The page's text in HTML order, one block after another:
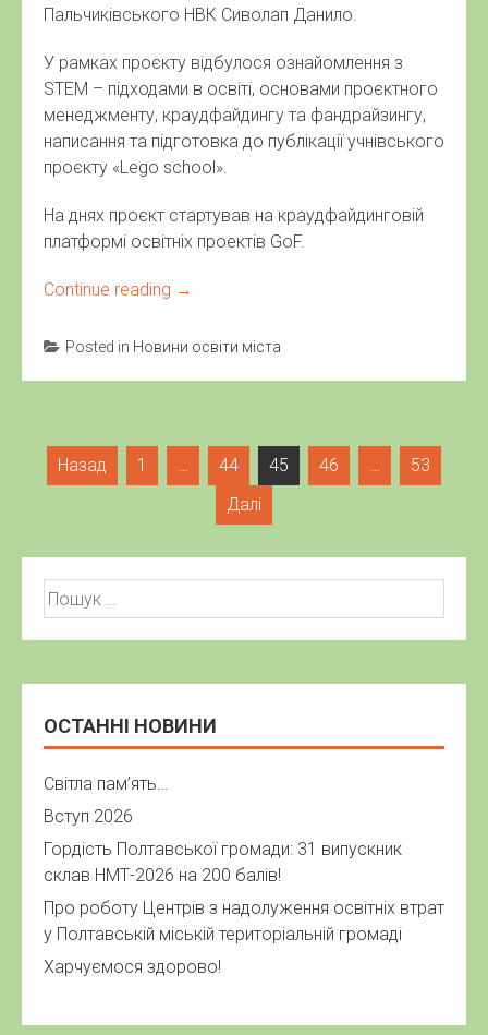
Навігація
записів
Назад 1 … 44 45 46 …
53
Далі
Пошук:
ОСТАННІ НОВИНИ
Вступ 2026
Гордість Полтавської громади: 31 випускник
склав НМТ-2026 на 200 балів!
Харчуємося здорово!
НОВИНИ ОСВІТИ
учителів, медиків та інженерів
Дев’ять із десяти вступників отримали
рекомендації за 1–3 пріоритетом
Спеціальності магістратури: де шукати
інформацію
Вступники на бакалаврат отримали рекомендації